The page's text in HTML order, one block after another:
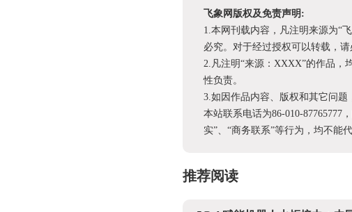
飞象网版权及免责声明:
1.本网刊载内容，凡注明来源为“
必究。对于经过授权可以转载，
2.凡注明“来源：XXXX”的作品，
性负责。
3.如因作品内容、版权和其它问题
本站联系电话为86-010-87765777
实”、“商务联系”等行为，均不能
推荐阅读